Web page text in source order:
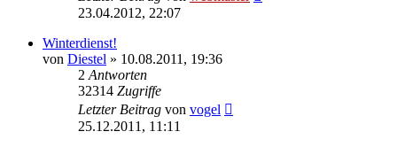
23.04.2012, 22:07
Winterdienst!
von Diestel » 10.08.2011, 19:36
2 Antworten
32314 Zugriffe
Letzter Beitrag von vogel
25.12.2011, 11:11